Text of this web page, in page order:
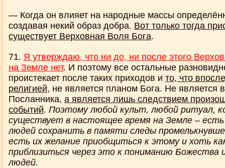
— Когда он влияет на народные массы
создавая некий образ добра. Вот только тогда
существует Верховная Воля Бога.
71. Я утверждаю, что ни до, ни после этого
на Земле нет. И поэтому все остальные
проистекает после таких приходов и то, что
религией, не является планом Бога. Не является
Посланника, а является лишь следствием
событий. Поэтому любой культ, любой ритуал,
существует в настоящее время на Земле –
людей сохранить в памяти следы
есть их желание приобщиться к этому и хоть
приблизиться через это к пониманию Божества
людей.